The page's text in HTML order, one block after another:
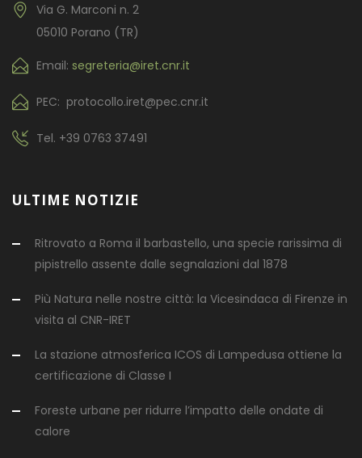
Via G. Marconi n. 2
05010 Porano (TR)
Email: segreteria@iret.cnr.it
PEC: protocollo.iret@pec.cnr.it
Tel. +39 0763 37491
ULTIME NOTIZIE
Ritrovato a Roma il barbastello, una specie rarissima di
pipistrello assente dalle segnalazioni dal 1878
Più Natura nelle nostre città: la Vicesindaca di Firenze in
visita al CNR-IRET
La stazione atmosferica ICOS di Lampedusa ottiene la
certificazione di Classe I
Foreste urbane per ridurre l’impatto delle ondate di
calore